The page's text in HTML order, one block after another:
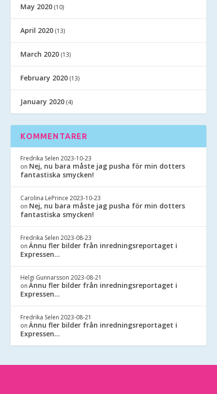
May 2020 (10)
April 2020 (13)
March 2020 (13)
February 2020 (13)
January 2020 (4)
KOMMENTARER
Fredrika Selen 2023-10-23
on Nej, nu bara måste jag pusha för min dotters
fantastiska smycken!
Carolina LePrince 2023-10-23
on Nej, nu bara måste jag pusha för min dotters
fantastiska smycken!
Fredrika Selen 2023-08-23
onÄnnu fler bilder från inredningsreportaget i
Expressen…
Helgi Gunnarsson 2023-08-21
onÄnnu fler bilder från inredningsreportaget i
Expressen…
Fredrika Selen 2023-08-21
onÄnnu fler bilder från inredningsreportaget i
Expressen…